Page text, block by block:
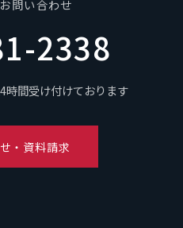
問い合わせ
2338
時間受け付けております
・資料請求